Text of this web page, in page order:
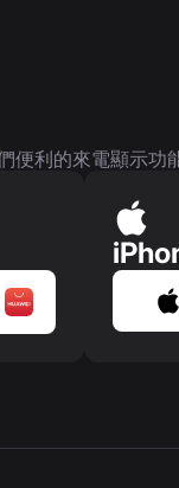
便利的來電顯示功